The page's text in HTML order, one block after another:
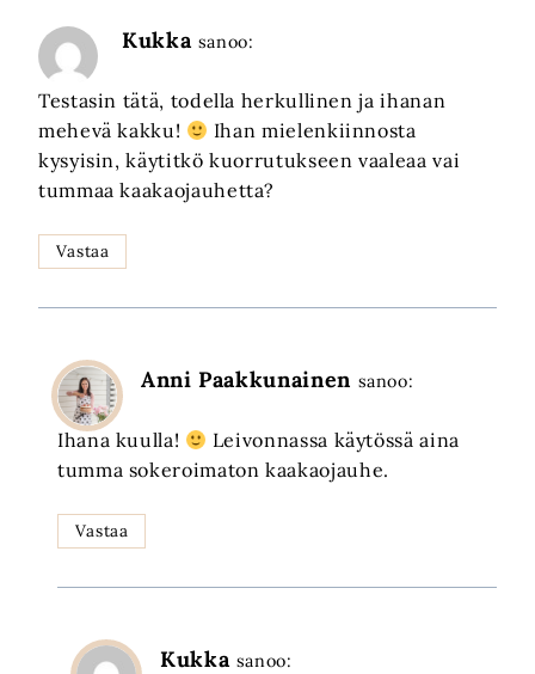
Kukka sanoo:
Testasin tätä, todella herkullinen ja ihanan
mehevä kakku!
Ihan mielenkiinnosta
kysyisin, käytitkö kuorrutukseen vaaleaa vai
tummaa kaakaojauhetta?
Vastaa
Anni Paakkunainen sanoo:
Ihana kuulla!
Leivonnassa käytössä aina
tumma sokeroimaton kaakaojauhe.
Vastaa
Kukka sanoo: